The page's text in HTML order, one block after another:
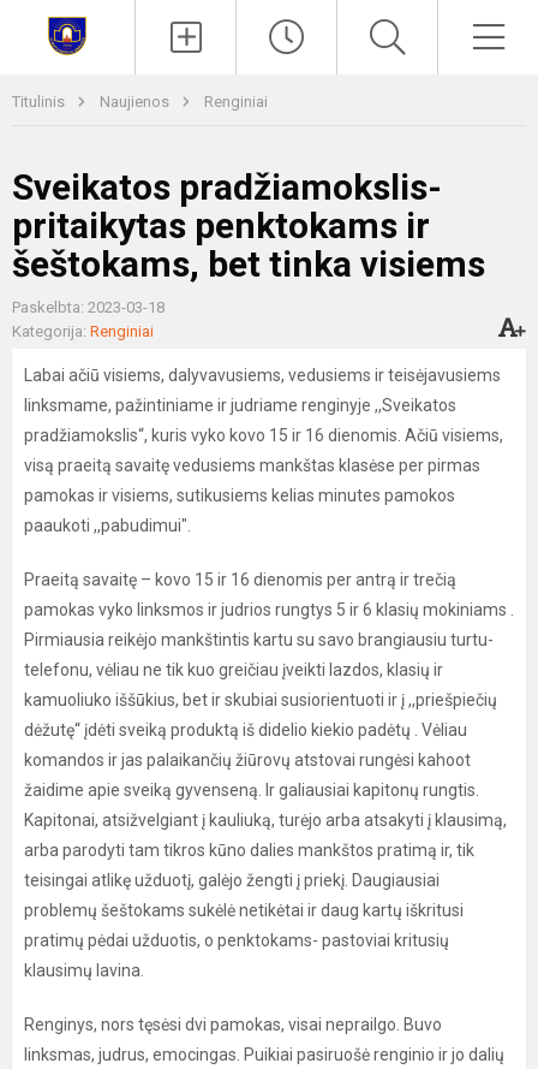
Titulinis Naujienos Renginiai
Sveikatos pradžiamokslis-
pritaikytas penktokams ir
šeštokams, bet tinka visiems
Paskelbta: 2023-03-18
Kategorija: Renginiai
Labai ačiū visiems, dalyvavusiems, vedusiems ir teisėjavusiems
linksmame, pažintiniame ir judriame renginyje ,,Sveikatos
pradžiamokslis“, kuris vyko kovo 15 ir 16 dienomis. Ačiū visiems,
visą praeitą savaitę vedusiems mankštas klasėse per pirmas
pamokas ir visiems, sutikusiems kelias minutes pamokos
paaukoti ,,pabudimui".
Praeitą savaitę – kovo 15 ir 16 dienomis per antrą ir trečią
pamokas vyko linksmos ir judrios rungtys 5 ir 6 klasių mokiniams .
Pirmiausia reikėjo mankštintis kartu su savo brangiausiu turtu-
telefonu, vėliau ne tik kuo greičiau įveikti lazdos, klasių ir
kamuoliuko iššūkius, bet ir skubiai susiorientuoti ir į ,,priešpiečių
dėžutę“ įdėti sveiką produktą iš didelio kiekio padėtų . Vėliau
komandos ir jas palaikančių žiūrovų atstovai rungėsi kahoot
žaidime apie sveiką gyvenseną. Ir galiausiai kapitonų rungtis.
Kapitonai, atsižvelgiant į kauliuką, turėjo arba atsakyti į klausimą,
arba parodyti tam tikros kūno dalies mankštos pratimą ir, tik
teisingai atlikę užduotį, galėjo žengti į priekį. Daugiausiai
problemų šeštokams sukėlė netikėtai ir daug kartų iškritusi
pratimų pėdai užduotis, o penktokams- pastoviai kritusių
klausimų lavina.
Renginys, nors tęsėsi dvi pamokas, visai neprailgo. Buvo
linksmas, judrus, emocingas. Puikiai pasiruošė renginio ir jo dalių